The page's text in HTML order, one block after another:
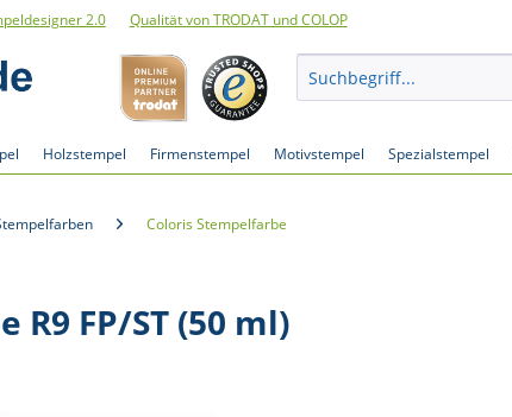
2.0 Qualität von TRODAT und COLOP
Holzstempel Firmenstempel Motivstempel Spezialstempel
Coloris Stempelfarbe
FP/ST (50 ml)